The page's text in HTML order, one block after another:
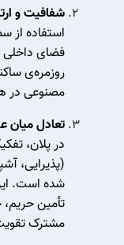
شفافیت و
استفاده
فضای داخلی
روزمره‌ی
مصنوعی در
تعادل میان
در پلان،
(پذیرایی،
شده است.
تأمین
مشترک